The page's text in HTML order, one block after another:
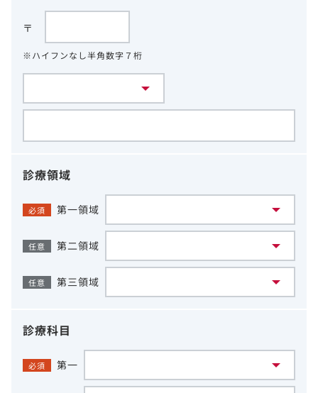
〒
※ハイフンなし半角数字７桁
診療領域
必須 第一領域
任意 第二領域
任意 第三領域
診療科目
必須 第一